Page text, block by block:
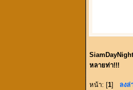
SiamDayNight
หลายท่า!!!
หน้า: [1] ลงล่